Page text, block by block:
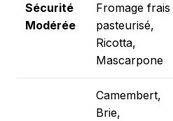
Sécurité
Modérée
Fromage frais
pasteurisé,
Ricotta,
Mascarpone
Camembert,
Brie,